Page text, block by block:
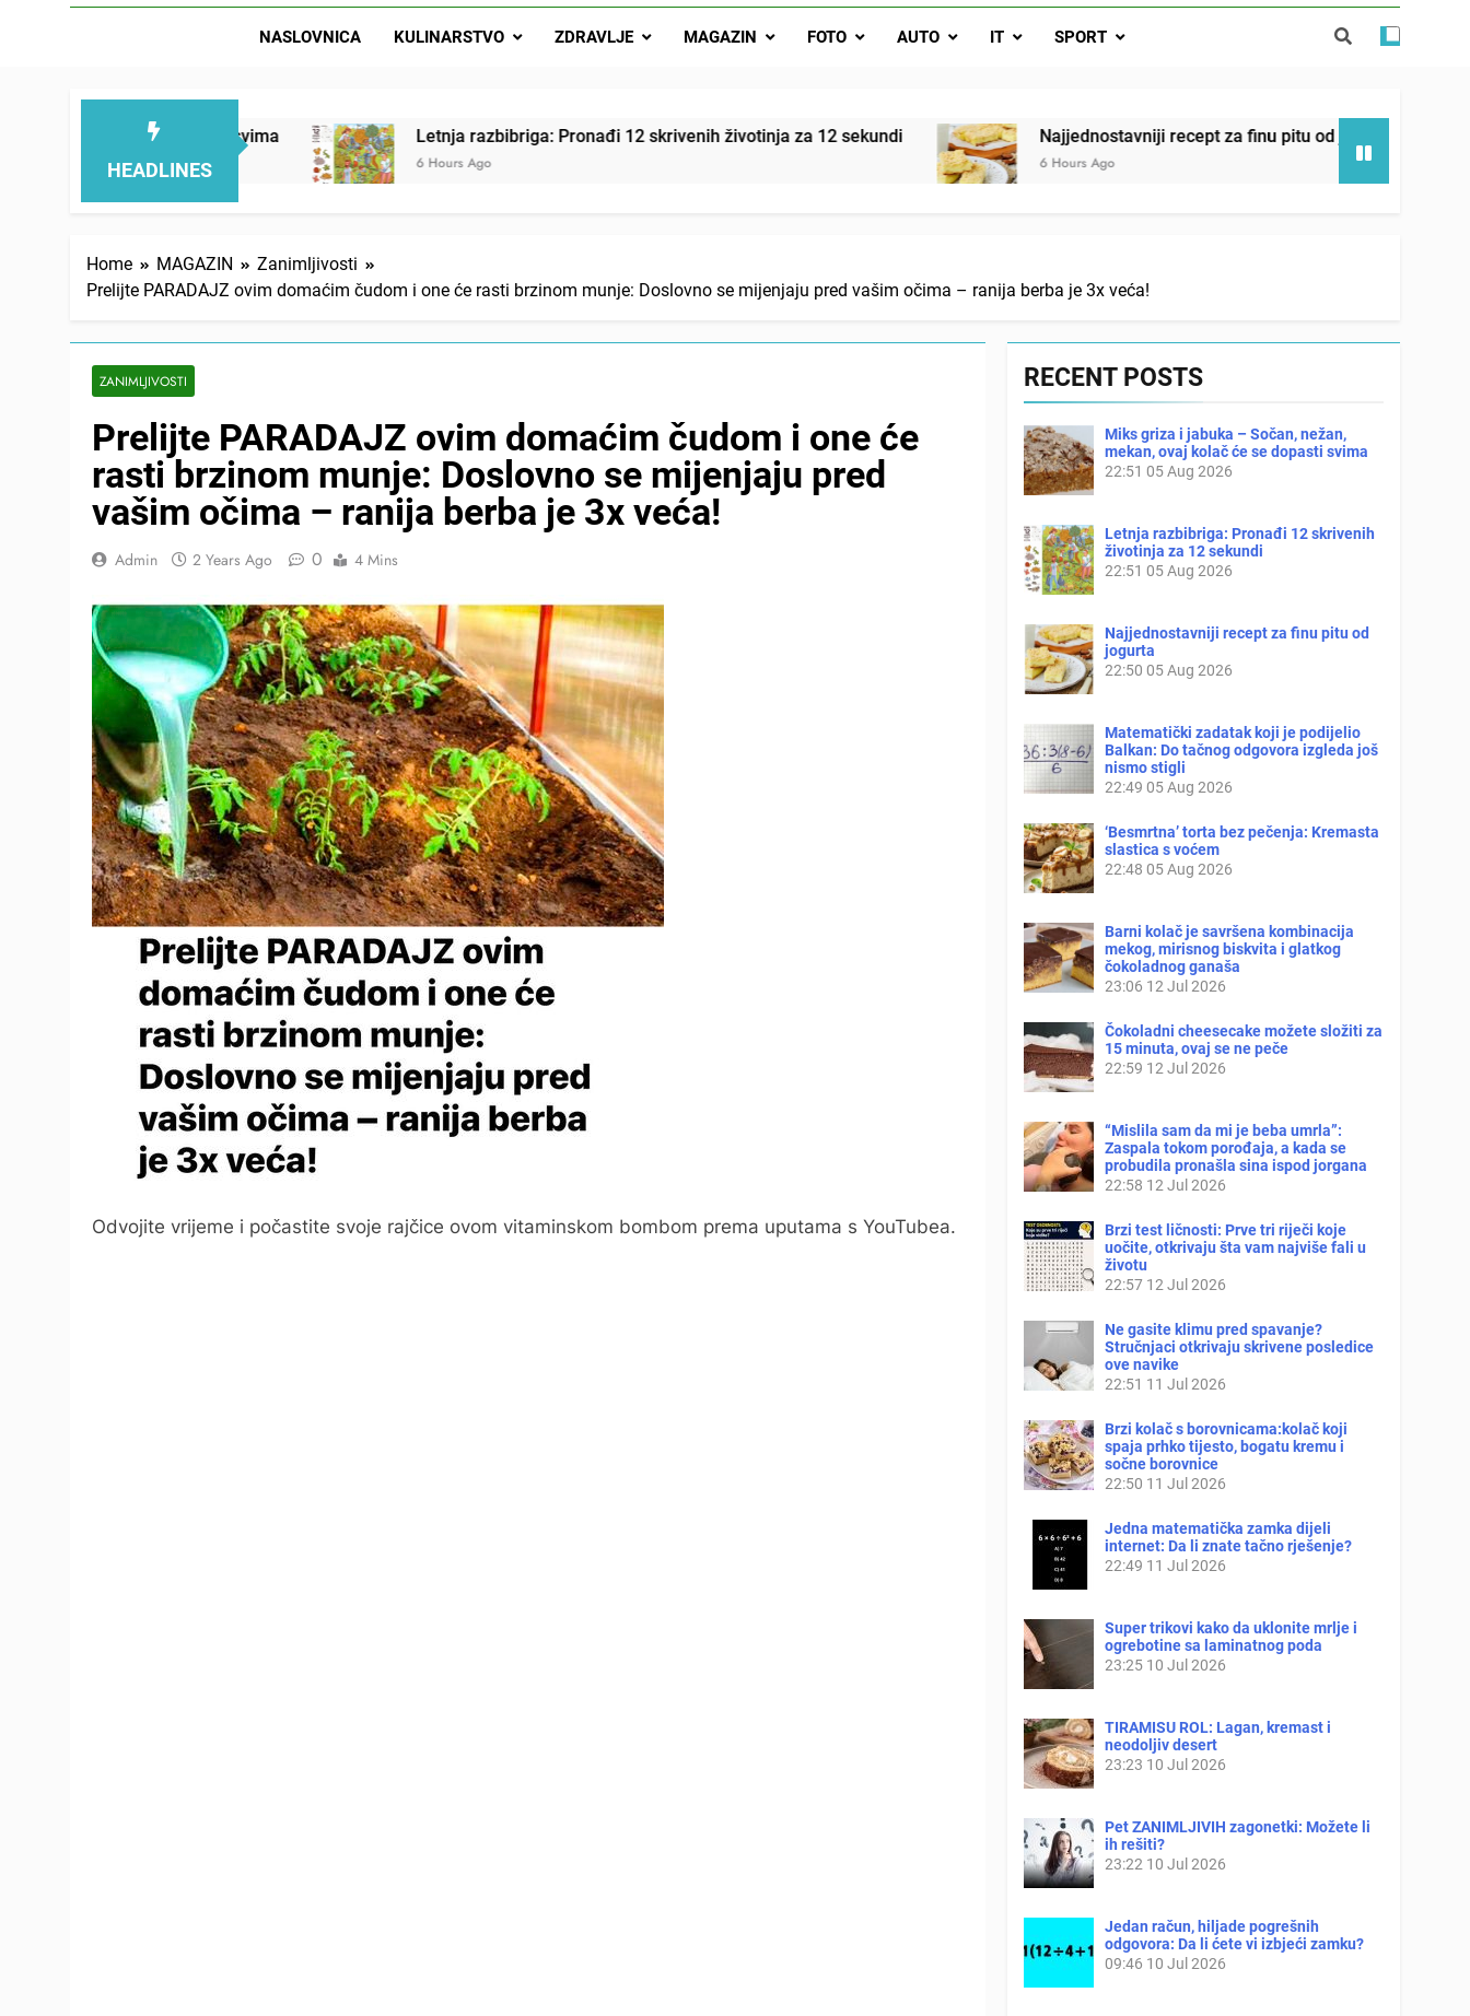
Najjednostavniji recept za finu pitu od jogurta
NASLOVNICA KULINARSTVO ZDRAVLJE MAGAZIN FOTO AUTO IT SPORT
HEADLINES
se dopasti svima Letnja razbibriga: Pronađi 12 skrivenih životinja za 12 sekundi
6 Hours Ago
Najjednostavniji recept za finu pitu od jogurta
6 Hours Ago
Home MAGAZIN
Zanimljivosti
Prelijte PARADAJZ ovim domaćim čudom i one će rasti brzinom munje: Doslovno se mijenjaju pred vašim očima – ranija berba je 3x veća!
ZANIMLJIVOSTI
Prelijte PARADAJZ ovim domaćim čudom i one će
rasti brzinom munje: Doslovno se mijenjaju pred
vašim očima – ranija berba je 3x veća!
Admin 2 Years Ago 0 4 Mins
Odvojite vrijeme i počastite svoje rajčice ovom vitaminskom bombom prema uputama s YouTubea.
RECENT POSTS
Miks griza i jabuka – Sočan, nežan,
mekan, ovaj kolač će se dopasti svima
22:51 05 Aug 2026
Letnja razbibriga: Pronađi 12 skrivenih
životinja za 12 sekundi
22:51 05 Aug 2026
Najjednostavniji recept za finu pitu od
jogurta
22:50 05 Aug 2026
Matematički zadatak koji je podijelio
Balkan: Do tačnog odgovora izgleda još
nismo stigli
22:49 05 Aug 2026
‘Besmrtna’ torta bez pečenja: Kremasta
slastica s voćem
22:48 05 Aug 2026
Barni kolač je savršena kombinacija
mekog, mirisnog biskvita i glatkog
čokoladnog ganaša
23:06 12 Jul 2026
Čokoladni cheesecake možete složiti za
15 minuta, ovaj se ne peče
22:59 12 Jul 2026
“Mislila sam da mi je beba umrla”:
Zaspala tokom porođaja, a kada se
probudila pronašla sina ispod jorgana
22:58 12 Jul 2026
Brzi test ličnosti: Prve tri riječi koje
uočite, otkrivaju šta vam najviše fali u
životu
22:57 12 Jul 2026
Ne gasite klimu pred spavanje?
Stručnjaci otkrivaju skrivene posledice
ove navike
22:51 11 Jul 2026
Brzi kolač s borovnicama:kolač koji
spaja prhko tijesto, bogatu kremu i
sočne borovnice
22:50 11 Jul 2026
Jedna matematička zamka dijeli
internet: Da li znate tačno rješenje?
22:49 11 Jul 2026
Super trikovi kako da uklonite mrlje i
ogrebotine sa laminatnog poda
23:25 10 Jul 2026
TIRAMISU ROL: Lagan, kremast i
neodoljiv desert
23:23 10 Jul 2026
Pet ZANIMLJIVIH zagonetki: Možete li
ih rešiti?
23:22 10 Jul 2026
Jedan račun, hiljade pogrešnih
odgovora: Da li ćete vi izbjeći zamku?
09:46 10 Jul 2026